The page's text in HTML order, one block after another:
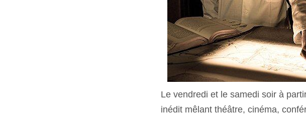
Le vendredi et le samedi soir à
inédit mêlant théâtre, cinéma,